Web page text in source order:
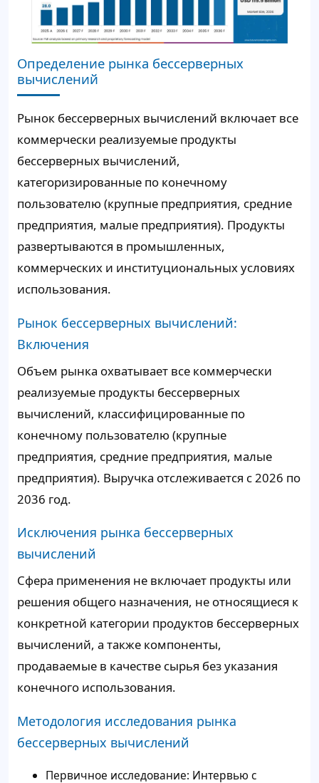
Определение рынка бессерверных
вычислений
Рынок бессерверных вычислений включает все
коммерчески реализуемые продукты
бессерверных вычислений,
категоризированные по конечному
пользователю (крупные предприятия, средние
предприятия, малые предприятия). Продукты
развертываются в промышленных,
коммерческих и институциональных условиях
использования.
Рынок бессерверных вычислений:
Включения
Объем рынка охватывает все коммерчески
реализуемые продукты бессерверных
вычислений, классифицированные по
конечному пользователю (крупные
предприятия, средние предприятия, малые
предприятия). Выручка отслеживается с 2026 по
2036 год.
Исключения рынка бессерверных
вычислений
Сфера применения не включает продукты или
решения общего назначения, не относящиеся к
конкретной категории продуктов бессерверных
вычислений, а также компоненты,
продаваемые в качестве сырья без указания
конечного использования.
Методология исследования рынка
бессерверных вычислений
Первичное исследование: Интервью с